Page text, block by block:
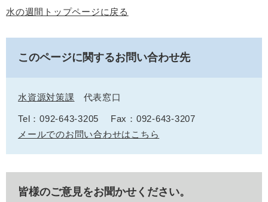
水の週間トップページに戻る
このページに関するお問い合わせ先
水資源対策課 代表窓口
Tel：092-643-3205
Fax：092-643-3207
メールでのお問い合わせはこちら
皆様のご意見をお聞かせください。